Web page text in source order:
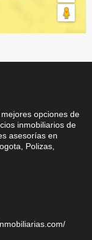
opciones de
inmobiliarios de
asesorías en
Polizas,